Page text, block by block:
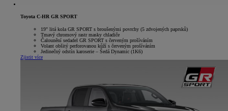
Toyota C-HR GR SPORT
19" litá kola GR SPORT s broušenými povrchy (5 zdvojených paprsků)
Tmavý chromový rastr masky chladiče
Čalounění sedadel GR SPORT s červeným prošíváním
Volant obšitý perforovanou kůží s červeným prošíváním
Jedinečný odstín karoserie – Šedá Dynamic (1K6)
Zjistit více